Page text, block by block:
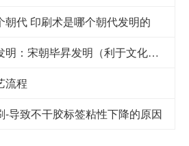
朝代 印刷术是哪个朝代发明的
印刷术是什么时候发明：宋朝毕昇发明（利于文化传承）
流程
-导致不干胶标签粘性下降的原因